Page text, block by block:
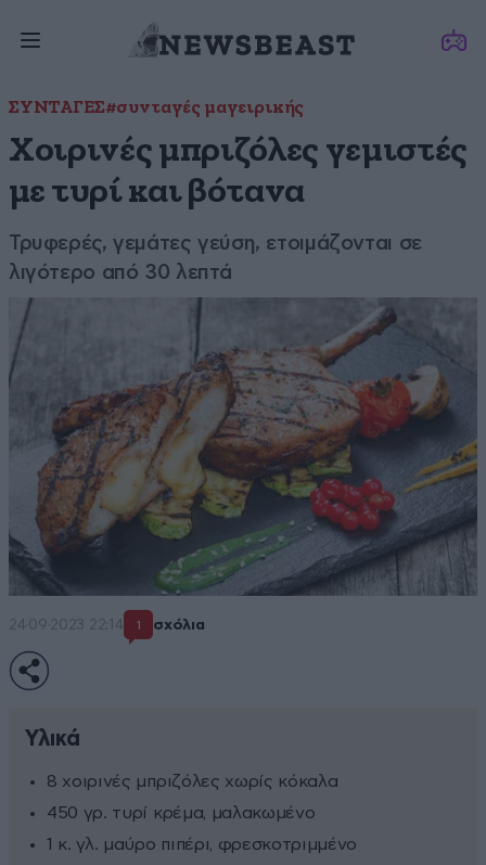
ΣΥΝΤΑΓΕΣ#συνταγές μαγειρικής
Χοιρινές μπριζόλες γεμιστές
με τυρί και βότανα
Τρυφερές, γεμάτες γεύση, ετοιμάζονται σε
λιγότερο από 30 λεπτά
24·09·2023 22:14 1 σχόλια
Υλικά
8 χοιρινές μπριζόλες χωρίς κόκαλα
450 γρ. τυρί κρέμα, μαλακωμένο
1 κ. γλ. μαύρο πιπέρι, φρεσκοτριμμένο